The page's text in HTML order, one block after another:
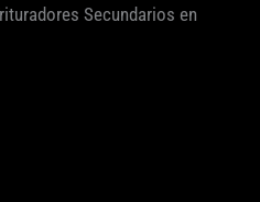
Secundarios en